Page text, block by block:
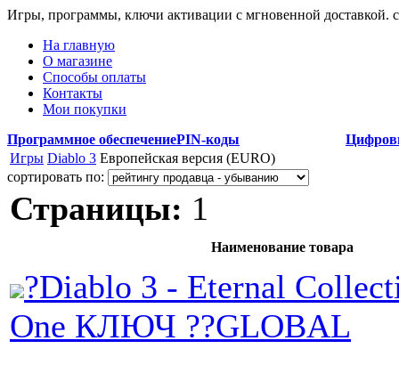
Игры, программы, ключи активации с мгновенной доставкой.
На главную
О магазине
Способы оплаты
Контакты
Мои покупки
Программное обеспечениеPIN-коды
Игры Diablo 3 Eвропейская версия (EURO)
сортировать по:
Страницы: 1
Наименование товара
?Diablo 3 - Eternal
One КЛЮЧ ??GLOBAL